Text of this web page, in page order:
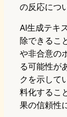
の反応につ
AI生成テキ
除できるこ
や非合意の
る可能性が
クを示して
料化するこ
果の信頼性